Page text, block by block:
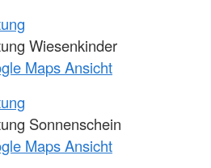
Wiesenkinder
Maps Ansicht
Sonnenschein
Maps Ansicht